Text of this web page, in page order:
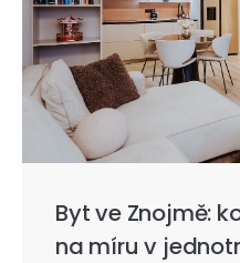
Byt ve Znojmě:
na míru v